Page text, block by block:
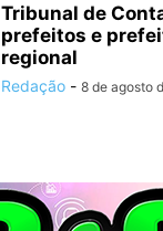
Tribunal de
prefeitos e
regional
Redação - 8 de agosto